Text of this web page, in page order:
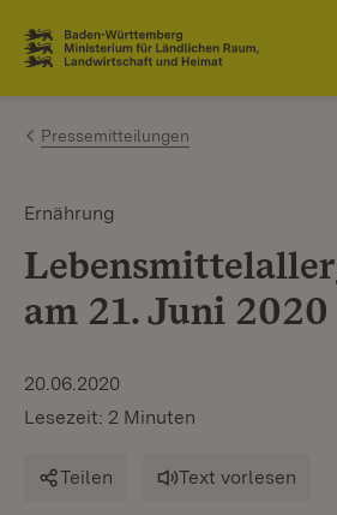
Zum Inhalt springen
Link zur Startseite
Pressemitteilungen
Ernährung
am 21. Juni 2020
20.06.2020
Lesezeit: 2 Minuten
Teilen Text vorlesen